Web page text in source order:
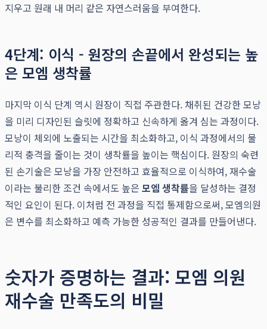
지우고 원래 내 머리 같은 자연스러움을 부여한다.
4단계: 이식 - 원장의 손끝에서 완성되는 높
은 모엠 생착률
마지막 이식 단계 역시 원장이 직접 주관한다. 채취된 건강한 모낭
을 미리 디자인된 슬릿에 정확하고 신속하게 옮겨 심는 과정이다.
모낭이 체외에 노출되는 시간을 최소화하고, 이식 과정에서의 물
리적 충격을 줄이는 것이 생착률을 높이는 핵심이다. 원장의 숙련
된 손기술은 모낭을 가장 안전하고 효율적으로 이식하여, 재수술
이라는 불리한 조건 속에서도 높은 모엠 생착률을 달성하는 결정
적인 요인이 된다. 이처럼 전 과정을 직접 통제함으로써, 모엠의원
은 변수를 최소화하고 예측 가능한 성공적인 결과를 만들어낸다.
숫자가 증명하는 결과: 모엠 의원
재수술 만족도의 비밀